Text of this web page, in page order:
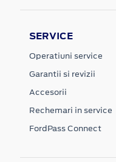
SERVICE
Operatiuni service
Garantii si revizii
Accesorii
Rechemari in service
FordPass Connect